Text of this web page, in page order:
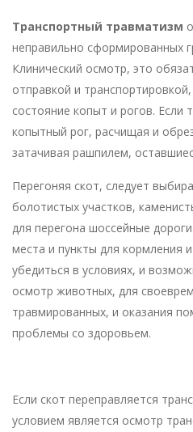
Транспортный травматизм
неправильно сформированных
Клинический осмотр, это
отправкой и
состояние копыт и рогов. Если
копытный рог, расчищая и
затачивая рашпилем,
Перегоняя скот, следует
болотистых участков,
для перегона шоссейные
места и пункты для кормления
убедиться в условиях, и
осмотр животных, для
травмированных, и оказания
проблемы со здоровьем.
Если скот переправляется
условием является осмотр